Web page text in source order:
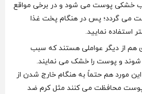
خشکی پوست می شود و در برخی مواقع
می گردد؛ پس در هنگام پخت غذا
استفاده نمایید.
از دیگر عواملی هستند که سبب
و پوست را خشک می نمایند.
این مورد هم حتماً به هنگام خارج شدن از
پوست محافظت می کنند مثل کرم ضد